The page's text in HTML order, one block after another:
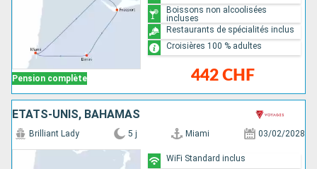
Pension complète 442 CHF
Boissons non alcoolisées
incluses
Restaurants de spécialités inclus
Croisières 100 % adultes
ÉTATS-UNIS, BAHAMAS
Brilliant Lady 5 j Miami 03/02/2028
WiFi Standard inclus